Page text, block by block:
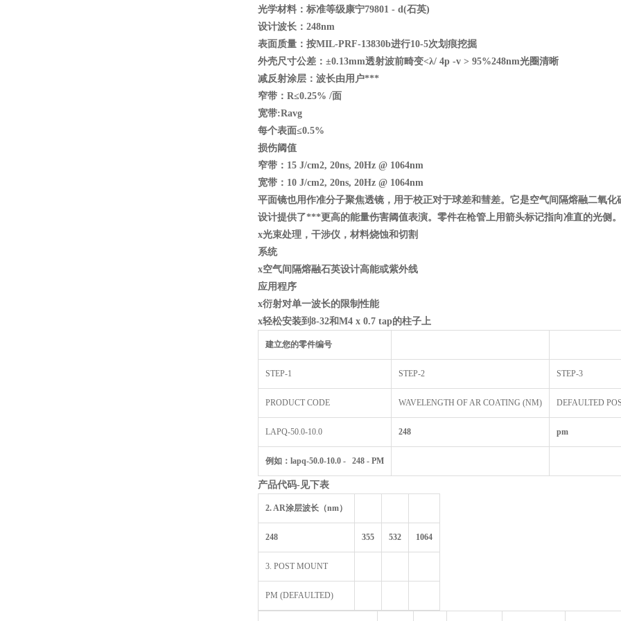
光学材料：标准等级康宁79801 - d(石英)
设计波长：248nm
表面质量：按MIL-PRF-13830b进行10-5次划痕挖掘
外壳尺寸公差：±0.13mm透射波前畸变<λ/ 4p -v > 95%248nm光圈清晰
减反射涂层：波长由用户***
窄带：R≤0.25% /面
宽带:Ravg
每个表面≤0.5%
损伤阈值
窄带：15 J/cm2, 20ns, 20Hz @ 1064nm
宽带：10 J/cm2, 20ns, 20Hz @ 1064nm
平面镜也用作准分子聚焦透镜，用于校正对于球差和彗差。它是空气间隔熔融二氧化
设计提供了***更高的能量伤害阈值表演。零件在枪管上用箭头标记指向准直的光侧。
x光束处理，干涉仪，材料烧蚀和切割
系统
x空气间隔熔融石英设计高能或紫外线
应用程序
x衍射对单一波长的限制性能
x轻松安装到8-32和M4 x 0.7 tap的柱子上
建立您的零件编号
STEP-1 STEP-2 STEP-3
PRODUCT CODE WAVELENGTH OF AR COATING (NM) DEFAULTED
LAPQ-50.0-10.0 248 pm
例如：lapq-50.0-10.0 - 248 - PM
产品代码-见下表
2. AR涂层波长（nm）
248 355 532 1064
3. POST MOUNT
PM (DEFAULTED)